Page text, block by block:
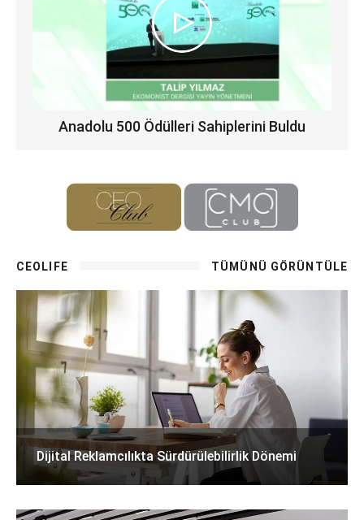
Anadolu 500 Ödülleri Sahiplerini Buldu
CEOLIFE TÜMÜNÜ GÖRÜNTÜLE
Dijital Reklamcılıkta Sürdürülebilirlik Dönemi